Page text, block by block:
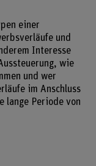
einer
und
Interesse
wie
und wer
im Anschluss
lange Periode von